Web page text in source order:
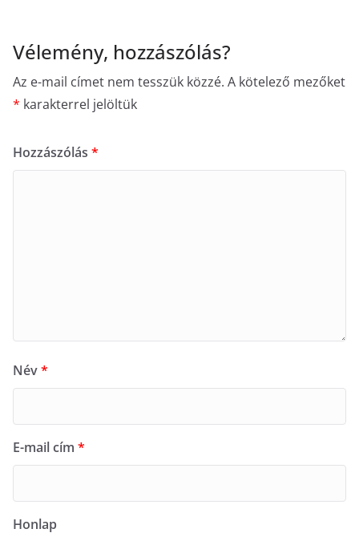
Vélemény, hozzászólás?
Az e-mail címet nem tesszük közzé. A kötelező mezőket
* karakterrel jelöltük
Hozzászólás *
Név*
E-mail cím *
Honlap